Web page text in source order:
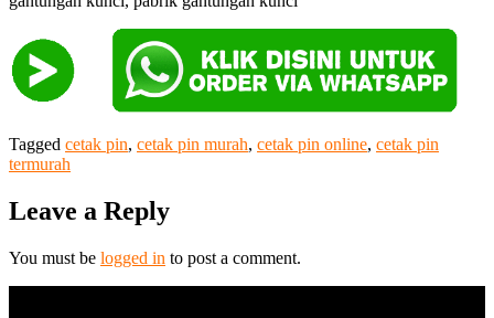
Tagged cetak pin, cetak pin murah, cetak pin online, cetak pin
termurah
Leave a Reply
You must be logged in to post a comment.